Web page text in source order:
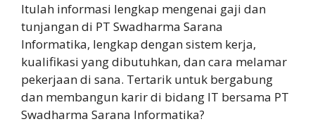
Itulah informasi lengkap mengenai gaji dan
tunjangan di PT Swadharma Sarana
Informatika, lengkap dengan sistem kerja,
kualifikasi yang dibutuhkan, dan cara melamar
pekerjaan di sana. Tertarik untuk bergabung
dan membangun karir di bidang IT bersama PT
Swadharma Sarana Informatika?